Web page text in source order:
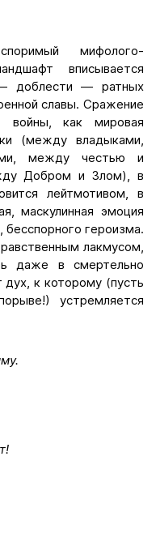
мифолого-
вписывается
доблести — ратных
славы. Сражение
войны, как мировая
(между владыками,
между честью и
Добром и Злом), в
лейтмотивом, в
маскулинная эмоция
бесспорного героизма.
лакмусом,
даже в смертельно
к которому (пусть
устремляется